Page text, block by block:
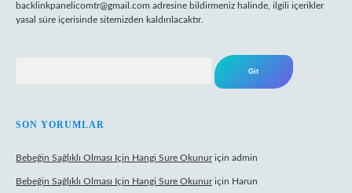
backlinkpanelicomtr@gmail.com adresine bildirmeniz halinde, ilgili içerikler
yasal süre içerisinde sitemizden kaldırılacaktır.
SON YORUMLAR
Bebeğin Sağlıklı Olması Için Hangi Sure Okunuriçin admin
Bebeğin Sağlıklı Olması Için Hangi Sure Okunuriçin Harun